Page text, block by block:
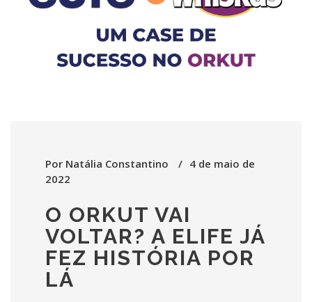
Por Natália Constantino
4 de maio de
2022
O ORKUT VAI
VOLTAR? A ELIFE JÁ
FEZ HISTÓRIA POR
LÁ